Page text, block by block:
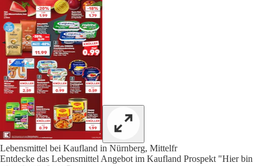
Lebensmittel bei Kaufland in Nürnberg, Mittelfr
Entdecke das Lebensmittel Angebot im Kaufland Prospekt "Hier bin